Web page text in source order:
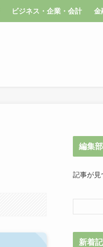
ビジネス・企業・会計 金
編集
記事が見
新着